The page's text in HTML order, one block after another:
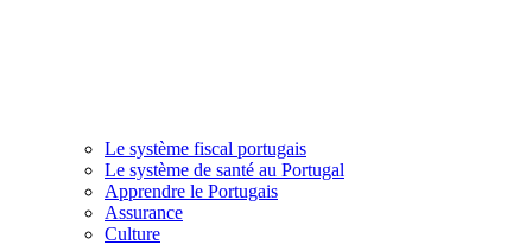
Le système fiscal portugais
Le système de santé au Portugal
Apprendre le Portugais
Assurance
Culture